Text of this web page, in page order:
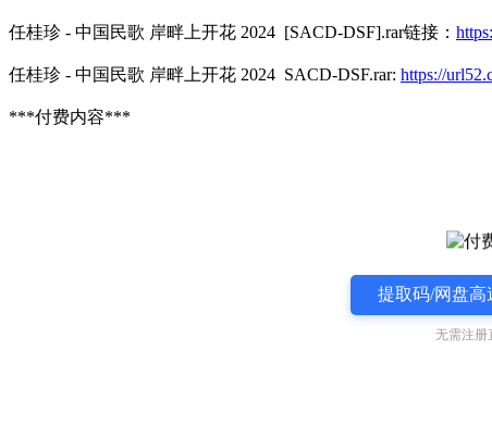
任桂珍 - 中国民歌 岸畔上开花 2024 [SACD-DSF].rar链接：
任桂珍 - 中国民歌 岸畔上开花 2024 SACD-DSF.rar: https://
***付费内容***
提取码/网盘高
无需注册